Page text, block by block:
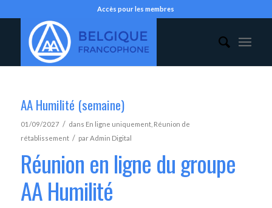
Accès pour les membres
AA Humilité (semaine)
01/09/2027 / dans En ligne uniquement, Réunion de
rétablissement / parAdmin Digital
Réunion en ligne du groupe
AA Humilité